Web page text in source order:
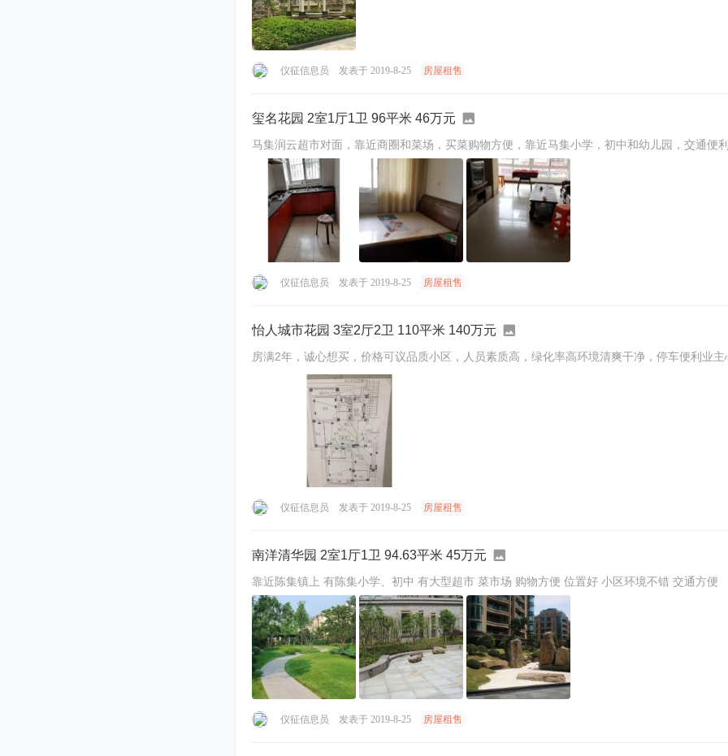
仪征信息员 发表于 2019-8-25 房屋租售
玺名花园 2室1厅1卫 96平米 46万元
马集润云超市对面，靠近商圈和菜场，买菜购物方便，靠近马集小学，初中和幼儿园，交通便
仪征信息员 发表于 2019-8-25 房屋租售
怡人城市花园 3室2厅2卫 110平米 140万元
房满2年，诚心想买，价格可议品质小区，人员素质高，绿化率高环境清爽干净，停车便利业
仪征信息员 发表于 2019-8-25 房屋租售
南洋清华园 2室1厅1卫 94.63平米 45万元
靠近陈集镇上 有陈集小学、初中 有大型超市 菜市场 购物方便 位置好 小区环境不错 交通方便
仪征信息员 发表于 2019-8-25 房屋租售